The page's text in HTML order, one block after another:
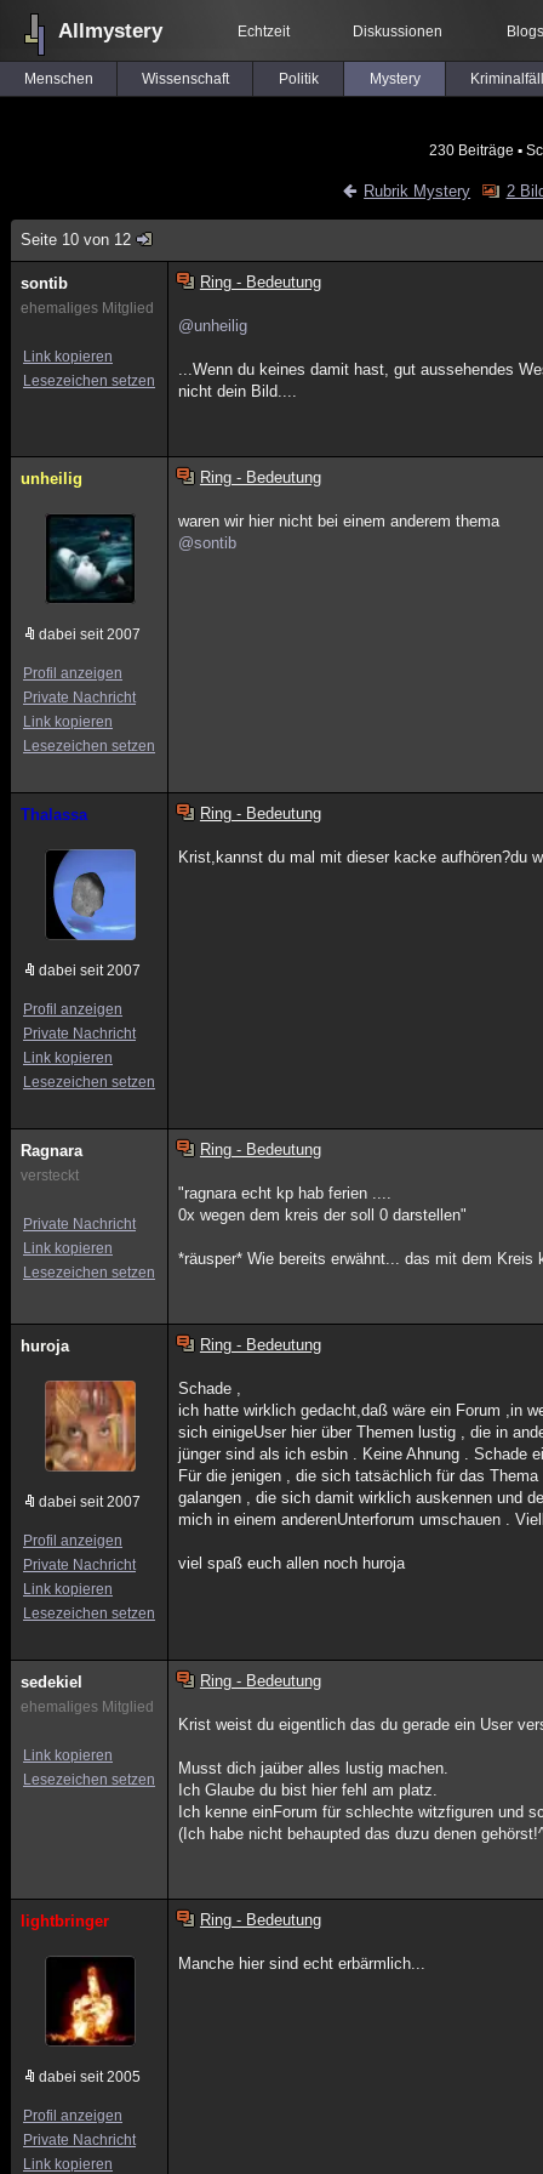
Allmystery Echtzeit Diskussionen Blogs
Menschen Wissenschaft Politik Mystery
230 Beiträge ▪
Rubrik Mystery 2
Seite 10 von 12
sontib
ehemaliges Mitglied
Link kopieren
Lesezeichen setzen
Ring - Bedeutung
@unheilig
...Wenn du keines damit hast, gut aussehendes
nicht dein Bild....
unheilig
dabei seit 2007
Profil anzeigen
Private Nachricht
Link kopieren
Lesezeichen setzen
Ring - Bedeutung
waren wir hier nicht bei einem anderem thema
@sontib
Thalassa
dabei seit 2007
Profil anzeigen
Private Nachricht
Link kopieren
Lesezeichen setzen
Ring - Bedeutung
Krist,kannst du mal mit dieser kacke aufhören?du
Ragnara
versteckt
Private Nachricht
Link kopieren
Lesezeichen setzen
Ring - Bedeutung
"ragnara echt kp hab ferien ....
0x wegen dem kreis der soll 0 darstellen"
*räusper* Wie bereits erwähnt... das mit dem
huroja
dabei seit 2007
Profil anzeigen
Private Nachricht
Link kopieren
Lesezeichen setzen
Ring - Bedeutung
Schade ,
ich hatte wirklich gedacht,daß wäre ein Forum ,in
sich einigeUser hier über Themen lustig , die in
jünger sind als ich esbin . Keine Ahnung . Schade
Für die jenigen , die sich tatsächlich für das
galangen , die sich damit wirklich auskennen und
mich in einem anderenUnterforum umschauen .
viel spaß euch allen noch huroja
sedekiel
ehemaliges Mitglied
Link kopieren
Lesezeichen setzen
Ring - Bedeutung
Krist weist du eigentlich das du gerade ein User
Musst dich jaüber alles lustig machen.
Ich Glaube du bist hier fehl am platz.
Ich kenne einForum für schlechte witzfiguren und
(Ich habe nicht behaupted das duzu denen
lightbringer
dabei seit 2005
Profil anzeigen
Private Nachricht
Link kopieren
Ring - Bedeutung
Manche hier sind echt erbärmlich...